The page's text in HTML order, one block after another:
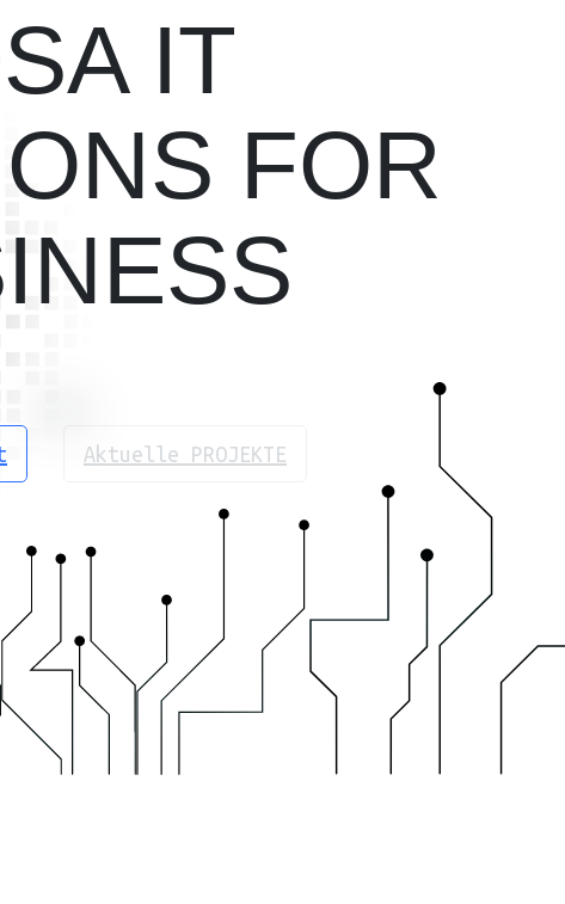
IT
FOR
Aktuelle PROJEKTE